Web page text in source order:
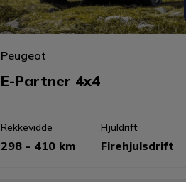
Peugeot
E-Partner 4x4
Rekkevidde
298 - 410 km
Hjuldrift
Firehjulsdrift